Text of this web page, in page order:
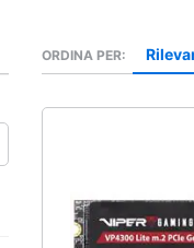
Vedi tutti
Scanner
ORDINA PER